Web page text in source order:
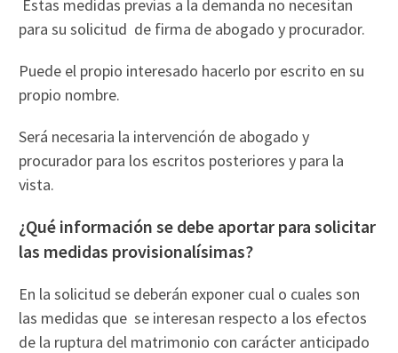
Estas medidas previas a la demanda no necesitan
para su solicitud de firma de abogado y procurador.
Puede el propio interesado hacerlo por escrito en su
propio nombre.
Será necesaria la intervención de abogado y
procurador para los escritos posteriores y para la
vista.
¿Qué información se debe aportar para solicitar
las medidas provisionalísimas?
En la solicitud se deberán exponer cual o cuales son
las medidas que se interesan respecto a los efectos
de la ruptura del matrimonio con carácter anticipado